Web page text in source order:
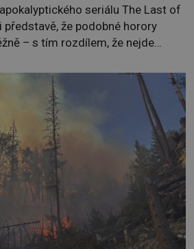
seriálu The Last of
představě, že podobné horory
– s tím rozdílem, že nejde
nesrovnatelně jednodušší
Najít skutečné zombie není nic
přírodě. […]